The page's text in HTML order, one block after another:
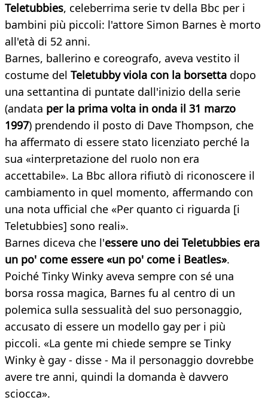
Teletubbies, celeberrima serie tv della Bbc per i
bambini più piccoli: l'attore Simon Barnes è morto
all'età di 52 anni.
Barnes, ballerino e coreografo, aveva vestito il
costume del Teletubby viola con la borsetta dopo
una settantina di puntate dall'inizio della serie
(andata per la prima volta in onda il 31 marzo
1997) prendendo il posto di Dave Thompson, che
ha affermato di essere stato licenziato perché la
sua «interpretazione del ruolo non era
accettabile». La Bbc allora rifiutò di riconoscere il
cambiamento in quel momento, affermando con
una nota ufficial che «Per quanto ci riguarda [i
Teletubbies] sono reali».
Barnes diceva che l'essere uno dei Teletubbies era
un po' come essere «un po' come i Beatles».
Poiché Tinky Winky aveva sempre con sé una
borsa rossa magica, Barnes fu al centro di un
polemica sulla sessualità del suo personaggio,
accusato di essere un modello gay per i più
piccoli. «La gente mi chiede sempre se Tinky
Winky è gay - disse - Ma il personaggio dovrebbe
avere tre anni, quindi la domanda è davvero
sciocca».